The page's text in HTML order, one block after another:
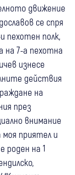
движение
се спря
пехотен полк,
на 7-а пехотна
изнесе
действия
на
през
внимание
моя приятел и
роден на 1